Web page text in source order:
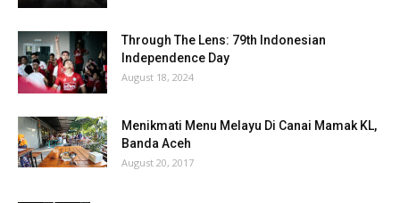
Through The Lens: 79th Indonesian
Independence Day
August 18, 2024
Menikmati Menu Melayu Di Canai Mamak KL,
Banda Aceh
August 20, 2017